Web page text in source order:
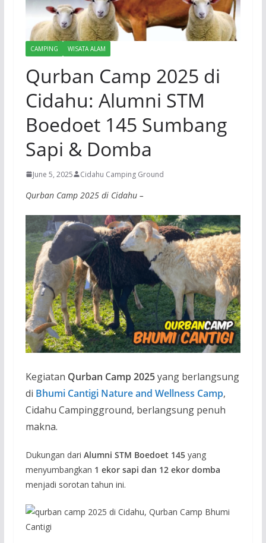
CAMPING WISATA ALAM
Qurban Camp 2025 di
Cidahu: Alumni STM
Boedoet 145 Sumbang
Sapi & Domba
June 5, 2025 Cidahu Camping Ground
Qurban Camp 2025 di Cidahu –
Kegiatan Qurban Camp 2025yang berlangsung
di Bhumi Cantigi Nature and Wellness Camp,
Cidahu Campingground, berlangsung penuh
makna.
Dukungan dari Alumni STM Boedoet 145yang
menyumbangkan 1 ekor sapi dan 12 ekor domba
menjadi sorotan tahun ini.